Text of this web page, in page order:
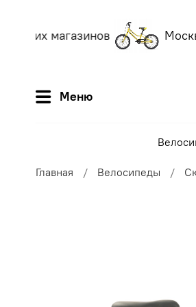
магазинов
Меню
Главная Велосипеды